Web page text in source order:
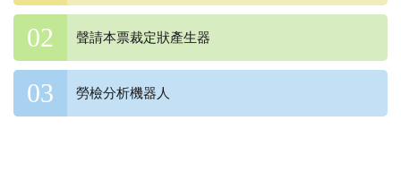
聲請本票裁定狀產生器
勞檢分析機器人